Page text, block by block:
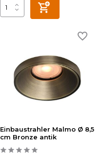
Einbaustrahler Malmo Ø 8,5
cm Bronze antik